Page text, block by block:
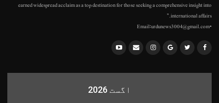
earned widespread acclaim as a top destination for those seeking a comprehensive insight into
international affairs."
•Email:urdunews3004@gmail.com
اگست 2026